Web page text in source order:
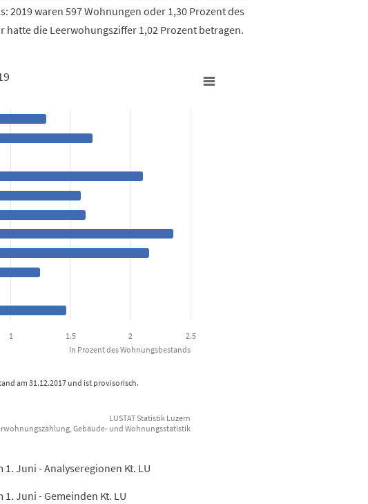
waren 597 Wohnungen oder 1,30 Prozent des
die Leerwohungsziffer 1,02 Prozent betragen.
2019
Data ranges from 0.59 to 2.36.
am 31.12.2017 und ist provisorisch.
in Prozent des Wohnungsbestands
1 1.5 2 2.5
LUSTAT Statistik Luzern
Gebäude- und Wohnungsstatistik
Juni - Analyseregionen Kt. LU
Juni - Gemeinden Kt. LU